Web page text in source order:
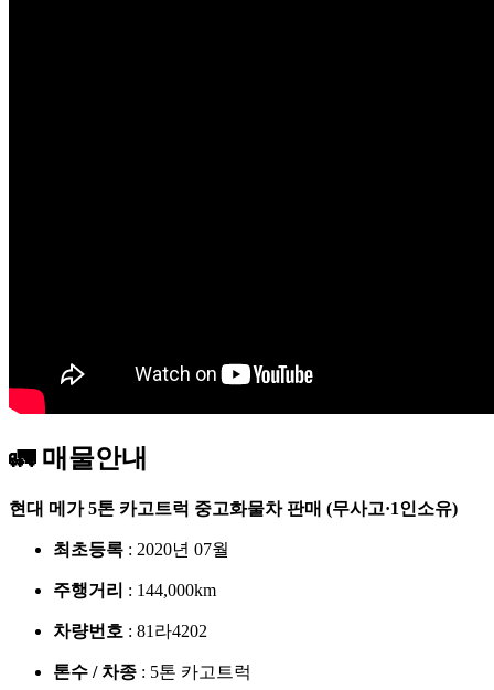
🚛 매물안내
현대 메가 5톤 카고트럭 중고화물차 판매 (무사고·1인소유)
최초등록 : 2020년 07월
주행거리 : 144,000km
차량번호 : 81라4202
톤수 / 차종 : 5톤 카고트럭